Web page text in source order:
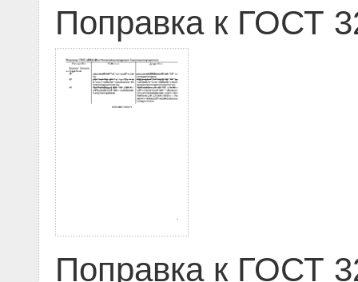
Поправка к ГОСТ
Поправка к ГОСТ